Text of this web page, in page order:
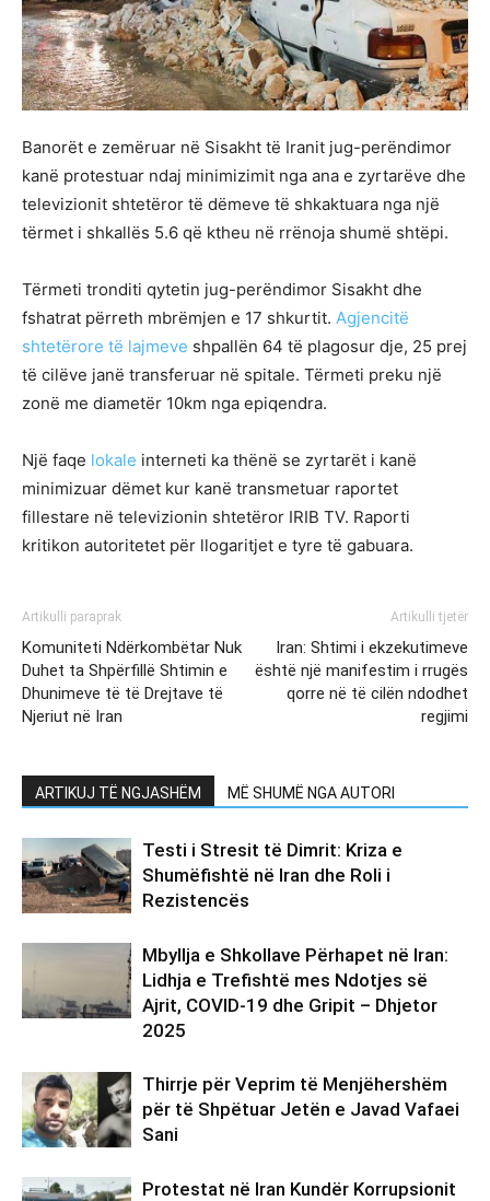
Banorët e zemëruar në Sisakht të Iranit jug-perëndimor
kanë protestuar ndaj minimizimit nga ana e zyrtarëve dhe
televizionit shtetëror të dëmeve të shkaktuara nga një
tërmet i shkallës 5.6 që ktheu në rrënoja shumë shtëpi.
Tërmeti tronditi qytetin jug-perëndimor Sisakht dhe
fshatrat përreth mbrëmjen e 17 shkurtit. Agjencitë
shtetërore të lajmeve shpallën 64 të plagosur dje, 25 prej
të cilëve janë transferuar në spitale. Tërmeti preku një
zonë me diametër 10km nga epiqendra.
Një faqe lokale interneti ka thënë se zyrtarët i kanë
minimizuar dëmet kur kanë transmetuar raportet
fillestare në televizionin shtetëror IRIB TV. Raporti
kritikon autoritetet për llogaritjet e tyre të gabuara.
Artikulli paraprak
Komuniteti Ndërkombëtar Nuk
Duhet ta Shpërfillë Shtimin e
Dhunimeve të të Drejtave të
Njeriut në Iran
Artikulli tjetër
Iran: Shtimi i ekzekutimeve
është një manifestim i rrugës
qorre në të cilën ndodhet
regjimi
ARTIKUJ TË NGJASHËM MË SHUMË NGA AUTORI
Testi i Stresit të Dimrit: Kriza e
Shumëfishtë në Iran dhe Roli i
Rezistencës
Mbyllja e Shkollave Përhapet në Iran:
Lidhja e Trefishtë mes Ndotjes së
Ajrit, COVID-19 dhe Gripit – Dhjetor
2025
Thirrje për Veprim të Menjëhershëm
për të Shpëtuar Jetën e Javad Vafaei
Sani
Protestat në Iran Kundër Korrupsionit